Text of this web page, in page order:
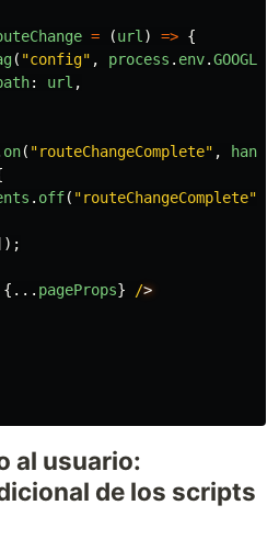
= (url ) => {
( "config" , process . env.
: url ,
on( "routeChangeComplete" ,
. off( "routeChangeComplete"
{... pageProps} /
al usuario:
de los scripts